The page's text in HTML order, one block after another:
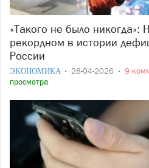
«Такого не было никогда»: Набиуллина заявила о
рекордном в истории
России
ЭКОНОМИКА 28-04-2026 9
просмотра